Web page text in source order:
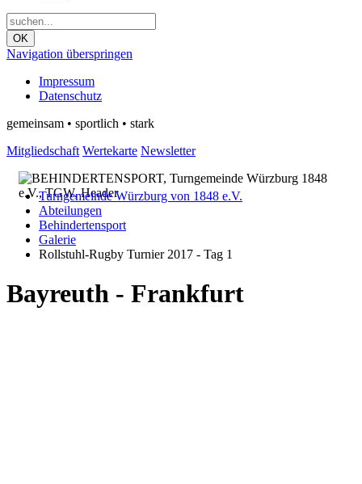
OK
Navigation überspringen
Impressum
Datenschutz
gemeinsam • sportlich • stark
Mitgliedschaft Wertekarte Newsletter
Turngemeinde Würzburg von 1848 e.V.
Abteilungen
Behindertensport
Galerie
Rollstuhl-Rugby Turnier 2017 - Tag 1
Bayreuth - Frankfurt